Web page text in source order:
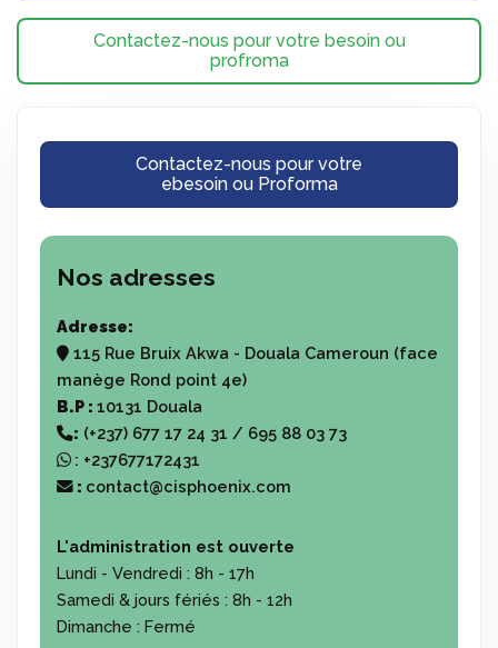
Contactez-nous pour votre besoin ou
profroma
Contactez-nous pour votre
ebesoin ou Proforma
Nos adresses
Adresse:
115 Rue Bruix Akwa - Douala Cameroun (face
manège Rond point 4e)
B.P : 10131 Douala
: (+237) 677 17 24 31 / 695 88 03 73
: +237677172431
: contact@cisphoenix.com
L'administration est ouverte
Lundi - Vendredi : 8h - 17h
Samedi & jours fériés : 8h - 12h
Dimanche : Fermé